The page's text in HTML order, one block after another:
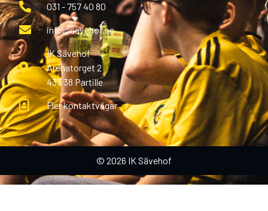
031 - 757 40 80
info@savehof.se
IK Sävehof
Arenatorget 2
433 38 Partille
Fler kontaktvägar
© 2026 IK Sävehof